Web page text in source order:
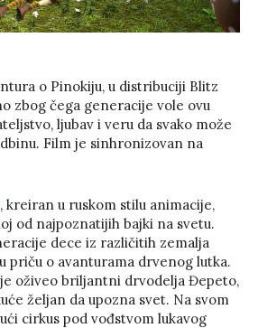
o Pinokiju, u distribuciji Blitz
zbog čega generacije vole ovu
ljubav i veru da svako može
Film je sinhronizovan na
, kreiran u ruskom stilu animacije,
od najpoznatijih bajki na svetu.
dece iz različitih zemalja
priču o avanturama drvenog lutka.
oživeo briljantni drvodelja Đepeto,
željan da upozna svet. Na svom
cirkus pod vođstvom lukavog